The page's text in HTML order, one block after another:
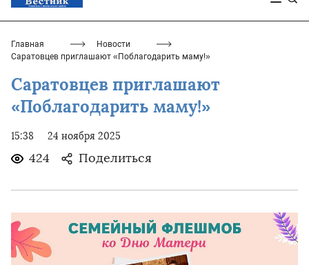
Главная
Новости
Саратовцев приглашают «Поблагодарить маму!»
Саратовцев приглашают
«Поблагодарить маму!»
15:38 24 ноября 2025
424 Поделиться